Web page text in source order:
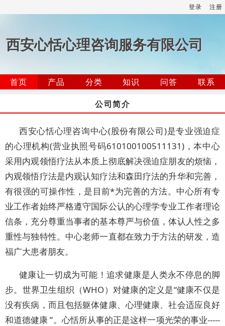
登录 注册
西安心恬心理咨询服务有限公司
首页 产品 分类 知识 问答
联系
公司简介
西安心恬心理咨询中心(股份有限公司)是专业强迫症
的心理机构(营业执照号码610100100511131)，本中心
采用内观领悟疗法从本质上彻底解决强迫症朋友的烦恼，
内观领悟疗法是内观认知疗法和森田疗法的升华和完善，
有很强的可操作性，是目前*为完善的方法。中心所有专
业工作者始终严格遵守国际公认的心理学专业工作者理论
信条，充分尊重当事者的基本尊严与价值，体认人性之多
重性与独特性。中心老师一直都在致力于方法的研发，造
福广大患者朋友。
健康让一切成为可能！追求健康是人类永不停息的脚
步。世界卫生组织（WHO）对健康的定义是“健康不仅是
没有疾病，而且包括躯体健康、心理健康、社会适应良好
和道德健康 ”。心恬所从事的正是这样一项光荣的事业-----